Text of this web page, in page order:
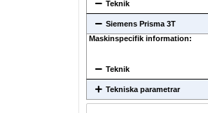
Teknik
Siemens Prisma 3T
Maskinspecifik information:
Teknik
Tekniska parametrar